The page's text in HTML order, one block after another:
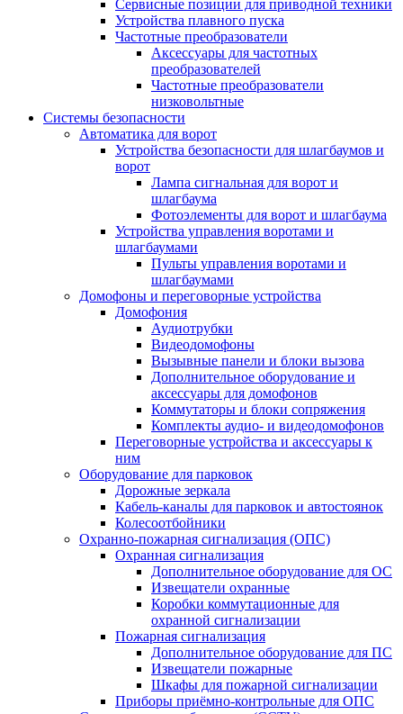
Сервисные позиции для приводной техники
Устройства плавного пуска
Частотные преобразователи
Аксессуары для частотных
преобразователей
Частотные преобразователи
низковольтные
Системы безопасности
Автоматика для ворот
Устройства безопасности для шлагбаумов и
ворот
Лампа сигнальная для ворот и
шлагбаума
Фотоэлементы для ворот и шлагбаума
Устройства управления воротами и
шлагбаумами
Пульты управления воротами и
шлагбаумами
Домофоны и переговорные устройства
Домофония
Аудиотрубки
Видеодомофоны
Вызывные панели и блоки вызова
Дополнительное оборудование и
аксессуары для домофонов
Коммутаторы и блоки сопряжения
Комплекты аудио- и видеодомофонов
Переговорные устройства и аксессуары к
ним
Оборудование для парковок
Дорожные зеркала
Кабель-каналы для парковок и автостоянок
Колесоотбойники
Охранно-пожарная сигнализация (ОПС)
Охранная сигнализация
Дополнительное оборудование для ОС
Извещатели охранные
Коробки коммутационные для
охранной сигнализации
Пожарная сигнализация
Дополнительное оборудование для ПС
Извещатели пожарные
Шкафы для пожарной сигнализации
Приборы приёмно-контрольные для ОПС